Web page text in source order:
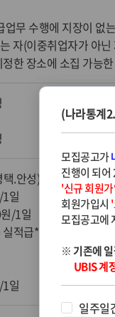
무 수행에 지장이 없
자(이중취업자가 아닌
한 장소에 소집 가능
.안성) 도급조사원
일
/1일
적급*첨부된 공고문 참
일
(나라통계
모집공고가
진행이 되
'신규 회원
회원가입시 '
모집공고에
※ 기존에
UBIS 계
일주일